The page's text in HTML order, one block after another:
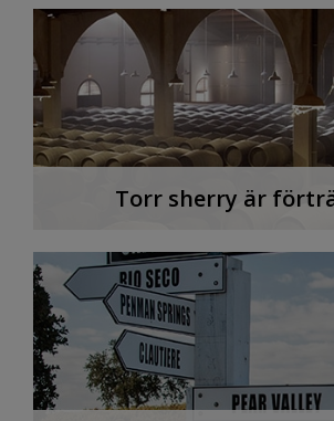
Torr sherry är